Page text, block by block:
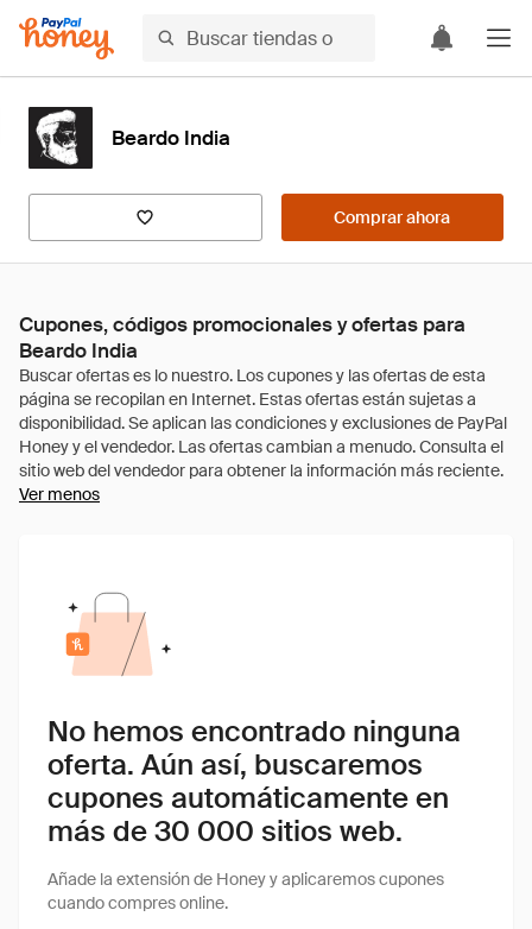
Beardo India
Comprar ahora
Cupones, códigos promocionales y ofertas para
Beardo India
Ver menos
No hemos encontrado ninguna
oferta. Aún así, buscaremos
cupones automáticamente en
más de 30 000 sitios web.
Añade la extensión de Honey y aplicaremos cupones
cuando compres online.